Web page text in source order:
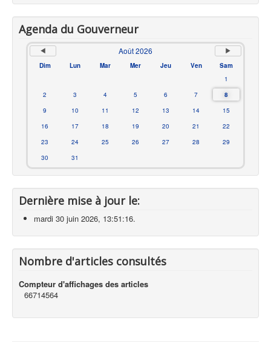
Agenda du Gouverneur
Août 2026
Dim Lun Mar Mer Jeu Ven
Sam
1
2
3 4 5 6 7
8
9
10 11 12 13 14
15
16
17 18 19 20 21
22
23
24 25 26 27 28
29
30
31
Dernière mise à jour le:
mardi 30 juin 2026, 13:51:16.
Nombre d'articles consultés
Compteur d'affichages des articles
66714564